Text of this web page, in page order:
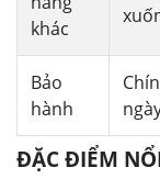
khác
Bảo
hành
ĐẶC ĐIỂM